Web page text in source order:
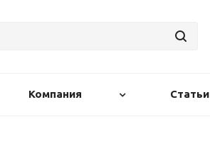
Компания Статьи